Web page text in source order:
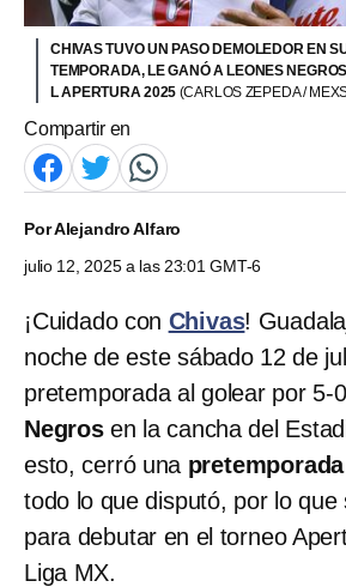
CHIVAS TUVO UN PASO DEMOLEDOR EN
TEMPORADA, LE GANÓ A LEONES
L APERTURA 2025 (CARLOS ZEPEDA /
Compartir en
PorAlejandro Alfaro
julio 12, 2025 a las 23:01 GMT-6
¡Cuidado con Chivas!
noche de este sábado 12 de
pretemporada al golear por 5-
Negrosen la cancha del
esto, cerró una pretemporada
todo lo que disputó, por lo que
para debutar en el torneo
Liga MX.